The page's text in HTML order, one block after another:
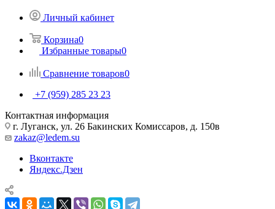
Личный кабинет
Корзина0
Избранные товары0
Сравнение товаров0
+7 (959) 285 23 23
Контактная информация
г. Луганск, ул. 26 Бакинских Комиссаров, д. 150в
zakaz@ledem.su
Вконтакте
Яндекс.Дзен